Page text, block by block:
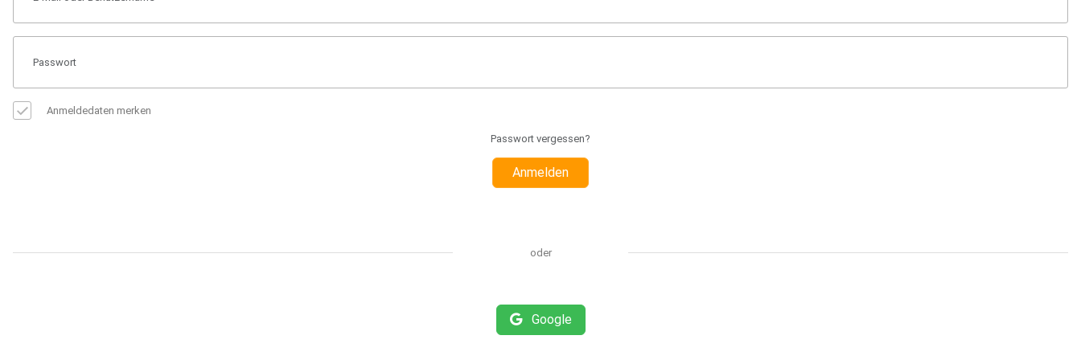
Anmeldedaten merken
Passwort vergessen?
Anmelden
oder
Google